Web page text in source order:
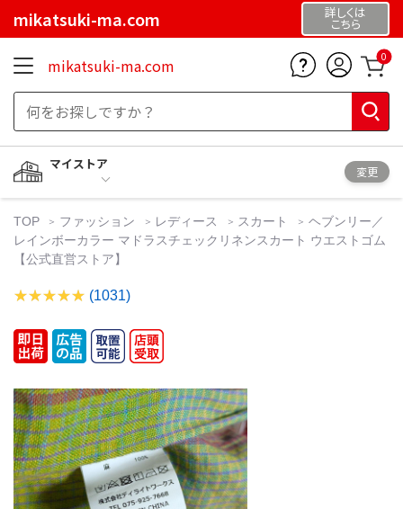
mikatsuki-ma.com 詳しくは
こちら
mikatsuki-ma.com 0
マイストア
変更
TOP ファッション レディース スカート
ヘブンリー／
レインボーカラー マドラスチェックリネンスカート ウエストゴム
【公式直営ストア】
(1031)